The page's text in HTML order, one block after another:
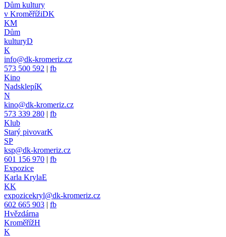
Dům kultury
v KroměřížiDK
KM
Dům
kulturyD
K
info@dk-kromeriz.cz
573 500 592 | fb
Kino
NadsklepíK
N
kino@dk-kromeriz.cz
573 339 280 | fb
Klub
Starý pivovarK
SP
ksp@dk-kromeriz.cz
601 156 970 | fb
Expozice
Karla KrylaE
KK
expozicekryl@dk-kromeriz.cz
602 665 903 | fb
Hvězdárna
KroměřížH
K